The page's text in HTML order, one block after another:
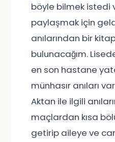
böyle bilmek istedi
paylaşmak için
anılarından bir
bulunacağım.
en son hastane
münhasır anıları
Aktan ile ilgili
maçlardan kısa
getirip aileye ve